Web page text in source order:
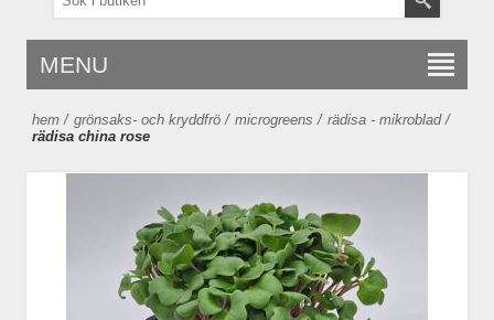
MENU
hem / grönsaks- och kryddfrö / microgreens / rädisa - mikroblad /
rädisa china rose